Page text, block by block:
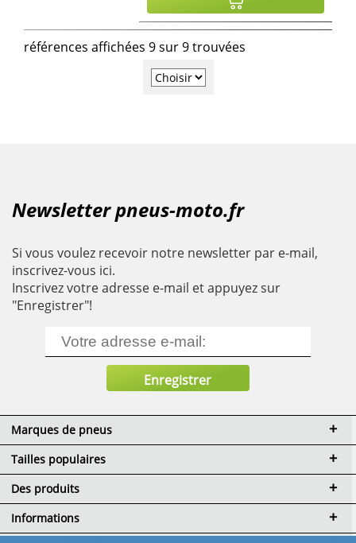
références affichées 9 sur 9 trouvées
Newsletter pneus-moto.fr
Si vous voulez recevoir notre newsletter par e-mail,
inscrivez-vous ici.
Inscrivez votre adresse e-mail et appuyez sur
"Enregistrer"!
Marques de pneus
Tailles populaires
Des produits
Informations